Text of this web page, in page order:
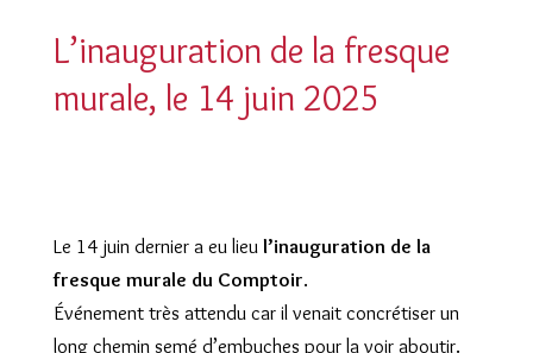
L’inauguration de la fresque
murale, le 14 juin 2025
Le 14 juin dernier a eu lieul’inauguration de la
fresque murale du Comptoir.
Événement très attendu car il venait concrétiser un
long chemin semé d’embuches pour la voir aboutir.